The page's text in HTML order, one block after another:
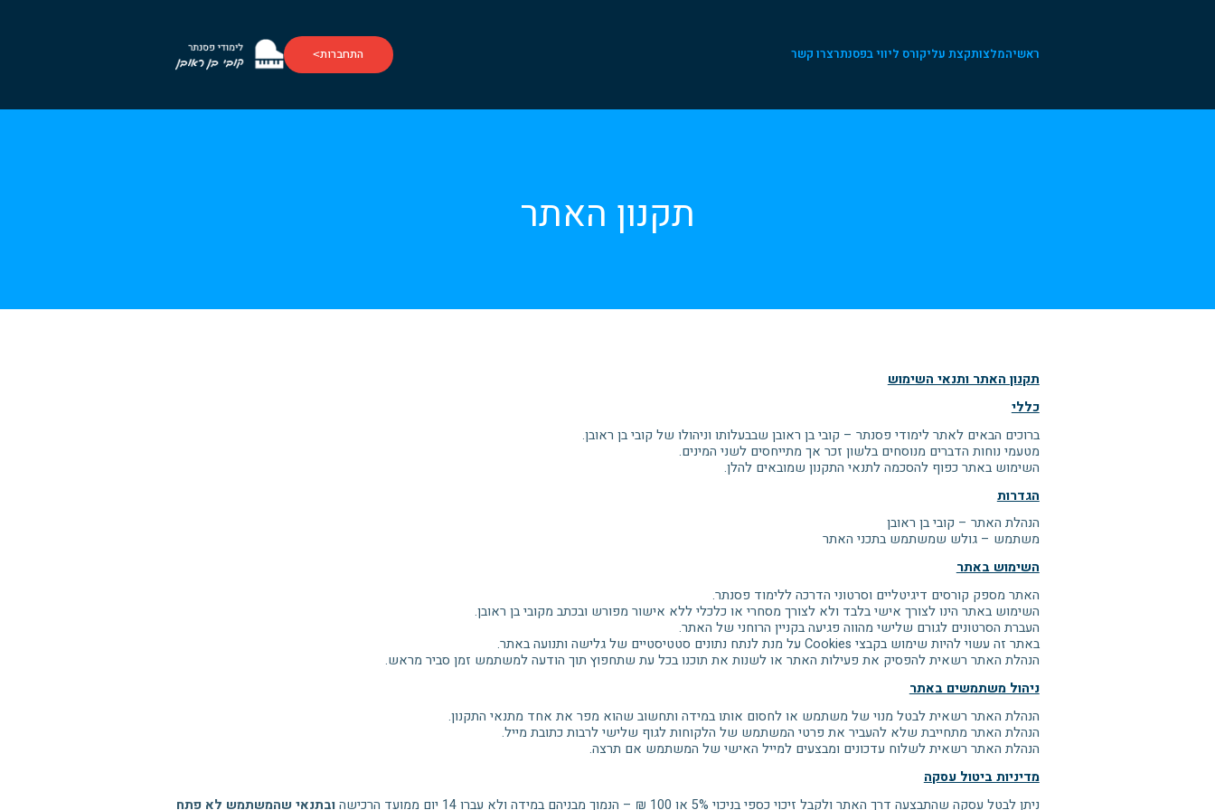
ראשיהמלצותקצת עליקורס ליווי בפסנתרצרו קשר התחברות>
תקנון האתר
תקנון האתר ותנאי השימוש
כללי
ברוכים הבאים לאתר לימודי פסנתר – קובי בן ראובן שבבעלותו וניהולו של קובי בן ראובן.
מטעמי נוחות הדברים מנוסחים בלשון זכר אך מתייחסים לשני המינים.
השימוש באתר כפוף להסכמה לתנאי התקנון שמובאים להלן.
הגדרות
הנהלת האתר – קובי בן ראובן
משתמש – גולש שמשתמש בתכני האתר
השימוש באתר
האתר מספק קורסים דיגיטליים וסרטוני הדרכה ללימוד פסנתר.
השימוש באתר הינו לצורך אישי בלבד ולא לצורך מסחרי או כלכלי ללא אישור מפורש ובכתב מקובי בן ראובן.
העברת הסרטונים לגורם שלישי מהווה פגיעה בקניין הרוחני של האתר.
באתר זה עשוי להיות שימוש בקבצי Cookies על מנת לנתח נתונים סטטיסטיים של גלישה ותנועה באתר.
הנהלת האתר רשאית להפסיק את פעילות האתר או לשנות את תוכנו בכל עת שתחפוץ תוך הודעה למשתמש זמן סביר מראש.
ניהול משתמשים באתר
הנהלת האתר רשאית לבטל מנוי של משתמש או לחסום אותו במידה ותחשוב שהוא מפר את אחד מתנאי התקנון.
הנהלת האתר מתחייבת שלא להעביר את פרטי המשתמש של הלקוחות לגוף שלישי לרבות כתובת מייל.
הנהלת האתר רשאית לשלוח עדכונים ומבצעים למייל האישי של המשתמש אם תרצה.
מדיניות ביטול עסקה
ניתן לבטל עסקה שהתבצעה דרך האתר ולקבל זיכוי כספי בניכוי 5% או 100 ₪ – הנמוך מבניהם במידה ולא עברו 14 יום ממועד הרכישה
ובתנאי שהמשתמש לא פתח